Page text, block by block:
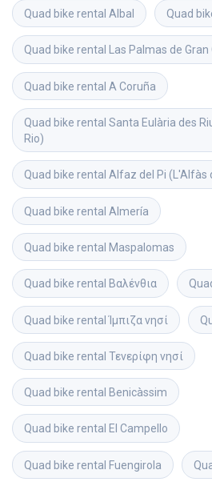
Quad bike rental Albal Quad
Quad bike rental Las Palmas de Gran
Quad bike rental A Coruña
Quad bike rental Santa Eulària des
Rio)
Quad bike rental Alfaz del Pi (L'Alfàs
Quad bike rental Almería
Quad bike rental Maspalomas
Quad bike rental Βαλένθια
Quad bike rental Ίμπιζα νησί
Quad bike rental Τενερίφη νησί
Quad bike rental Benicàssim
Quad bike rental El Campello
Quad bike rental Fuengirola